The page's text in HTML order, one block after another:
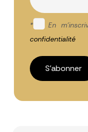
* En
confidentialité